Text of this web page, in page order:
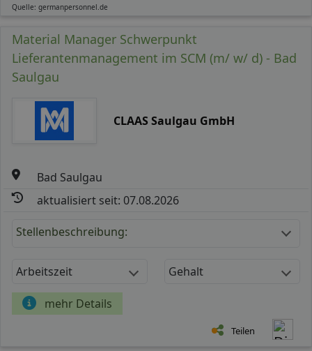
Quelle: germanpersonnel.de
Material Manager Schwerpunkt
Lieferantenmanagement im SCM (m/ w/ d) - Bad
Saulgau
CLAAS Saulgau GmbH
Bad Saulgau
aktualisiert seit: 07.08.2026
Stellenbeschreibung:
Arbeitszeit Gehalt
mehr Details
Teilen